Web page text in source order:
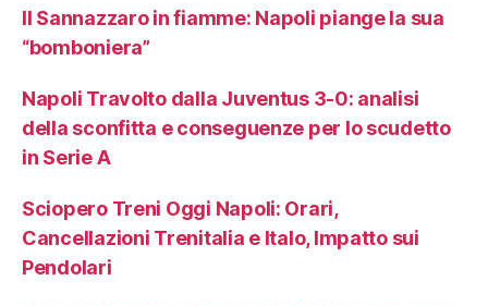
Il Sannazzaro in fiamme: Napoli piange la sua
“bomboniera”
Napoli Travolto dalla Juventus 3-0: analisi
della sconfitta e conseguenze per lo scudetto
in Serie A
Sciopero Treni Oggi Napoli: Orari,
Cancellazioni Trenitalia e Italo, Impatto sui
Pendolari